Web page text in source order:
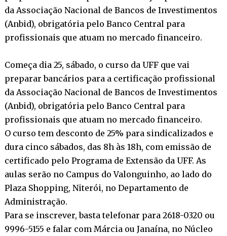
da Associação Nacional de Bancos de Investimentos
(Anbid), obrigatória pelo Banco Central para
profissionais que atuam no mercado financeiro.
Começa dia 25, sábado, o curso da UFF que vai
preparar bancários para a certificação profissional
da Associação Nacional de Bancos de Investimentos
(Anbid), obrigatória pelo Banco Central para
profissionais que atuam no mercado financeiro.
O curso tem desconto de 25% para sindicalizados e
dura cinco sábados, das 8h às 18h, com emissão de
certificado pelo Programa de Extensão da UFF. As
aulas serão no Campus do Valonguinho, ao lado do
Plaza Shopping, Niterói, no Departamento de
Administração.
Para se inscrever, basta telefonar para 2618-0320 ou
9996-5155 e falar com Márcia ou Janaína, no Núcleo